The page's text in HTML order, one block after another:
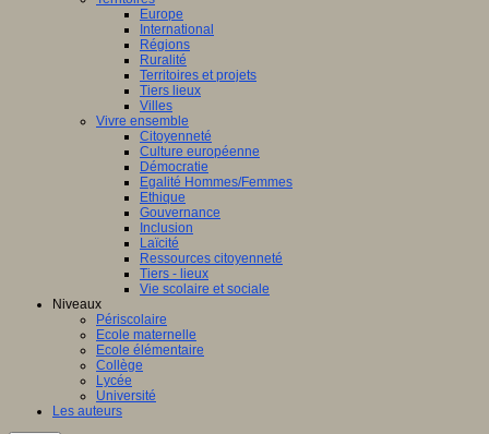
Europe
International
Régions
Ruralité
Territoires et projets
Tiers lieux
Villes
Vivre ensemble
Citoyenneté
Culture européenne
Démocratie
Egalité Hommes/Femmes
Ethique
Gouvernance
Inclusion
Laïcité
Ressources citoyenneté
Tiers - lieux
Vie scolaire et sociale
Niveaux
Périscolaire
Ecole maternelle
Ecole élémentaire
Collège
Lycée
Université
Les auteurs